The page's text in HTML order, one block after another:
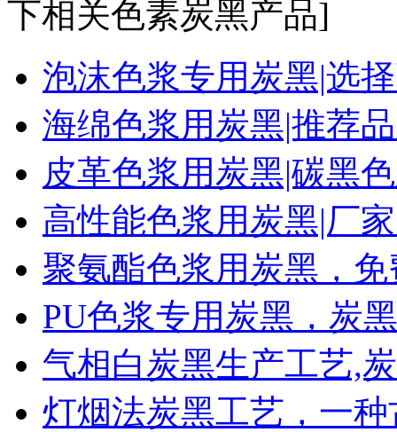
下相关色素炭黑产品]
泡沫色浆专用炭黑|选
海绵色浆用炭黑|推荐
皮革色浆用炭黑|碳黑
高性能色浆用炭黑|厂
聚氨酯色浆用炭黑，
PU色浆专用炭黑，炭
气相白炭黑生产工艺,
灯烟法炭黑工艺，一